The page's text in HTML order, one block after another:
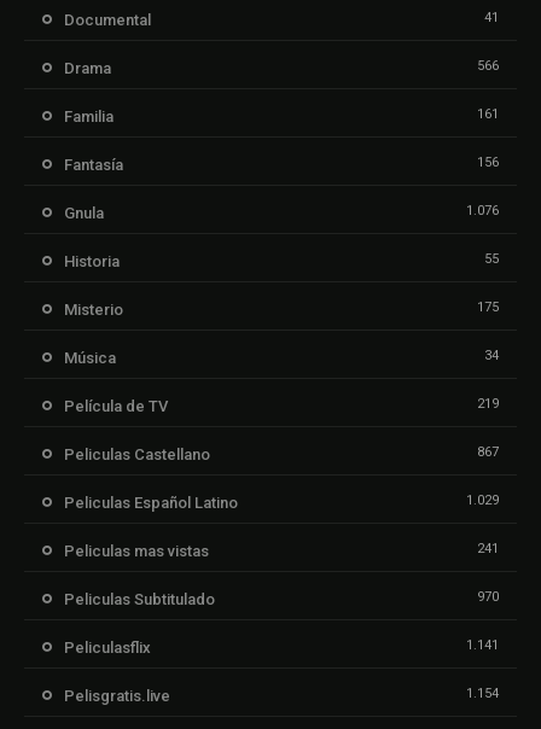
Documental 41
Drama 566
Familia 161
Fantasía 156
Gnula 1.076
Historia 55
Misterio 175
Música 34
Película de TV 219
Peliculas Castellano 867
Peliculas Español Latino 1.029
Peliculas mas vistas 241
Peliculas Subtitulado 970
Peliculasflix 1.141
Pelisgratis.live 1.154